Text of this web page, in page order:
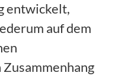
entwickelt,
auf dem